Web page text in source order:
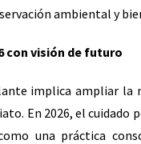
ambiental y
con visión de futuro
implica ampliar la
En 2026, el cuidado
una práctica